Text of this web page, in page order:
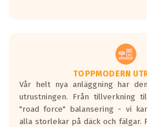
TOPPMODERN
Vår helt nya anläggning har
utrustningen. Från tillverkning
"road force" balansering - vi
alla storlekar på däck och fälgar.